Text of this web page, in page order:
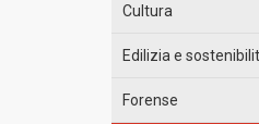
Cultura
Edilizia e
Forense